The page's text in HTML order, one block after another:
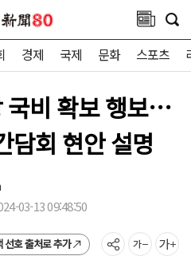
경제 국제 문화 스포츠
국비 확보 행보…
담회 현안 설명
03-13 09:48:50
선호 출처로 추가